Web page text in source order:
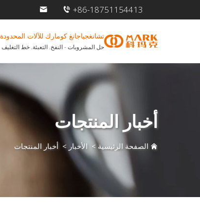
+86-18751154413
تشانغجياجانغ كومارك للآلات المحدودة
حل المشروبات - النفخ. التعبئة. خط التغليف
أخبار المنتجات
الصفحة الرئيسية>الأخبار > أخبار المنتجات